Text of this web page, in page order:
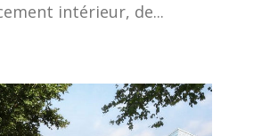
intérieur, de...